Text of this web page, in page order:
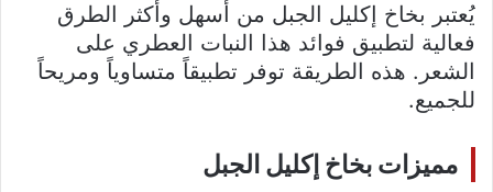
يُعتبر بخاخ إكليل الجبل من أسهل وأكثر الطرق
فعالية لتطبيق فوائد هذا النبات العطري على
الشعر. هذه الطريقة توفر تطبيقاً متساوياً ومريحاً
للجميع.
مميزات بخاخ إكليل الجبل